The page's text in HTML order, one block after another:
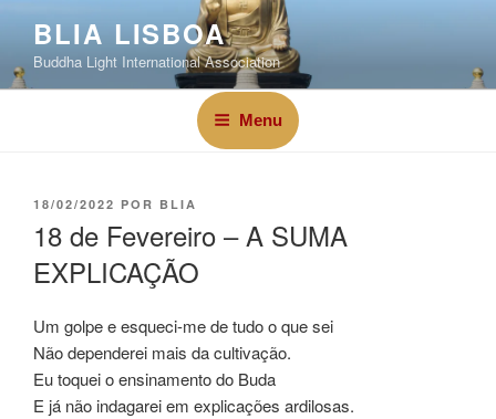
BLIA LISBOA
Buddha Light International Association
Menu
18/02/2022 POR BLIA
18 de Fevereiro – A SUMA
EXPLICAÇÃO
Um golpe e esqueci-me de tudo o que sei
Não dependerei mais da cultivação.
Eu toquei o ensinamento do Buda
E já não indagarei em explicações ardilosas.